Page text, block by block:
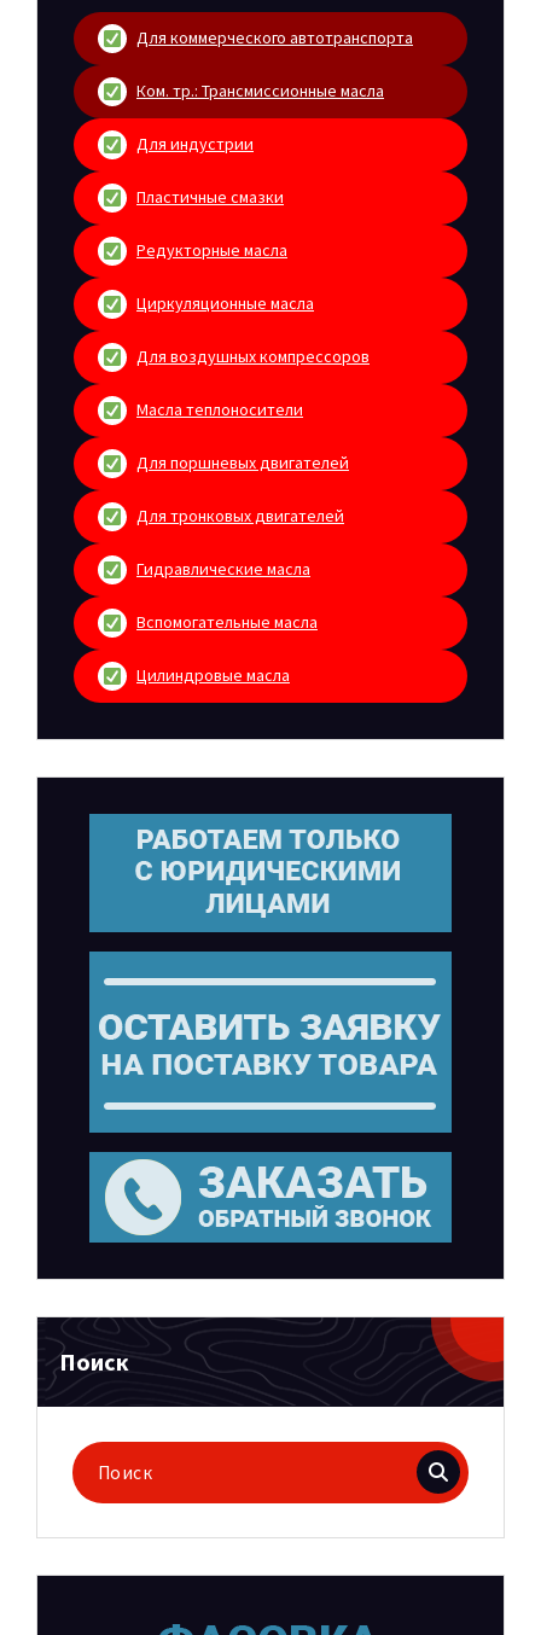
Для коммерческого автотранспорта
Ком. тр.: Трансмиссионные масла
Для индустрии
Пластичные смазки
Редукторные масла
Циркуляционные масла
Для воздушных компрессоров
Масла теплоносители
Для поршневых двигателей
Для тронковых двигателей
Гидравлические масла
Вспомогательные масла
Цилиндровые масла
Поиск
Поиск
для: